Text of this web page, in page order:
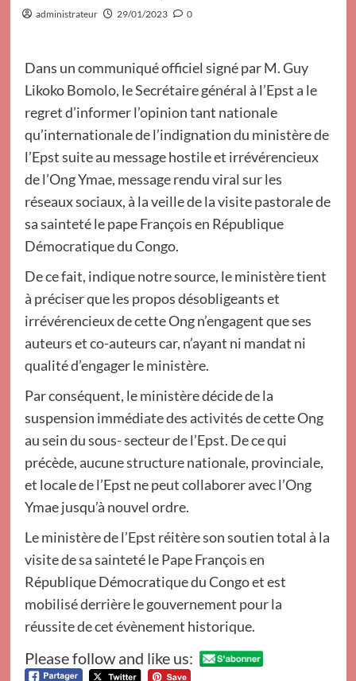
administrateur 29/01/2023 0
Dans un communiqué officiel signé par M. Guy
Likoko Bomolo, le Secrétaire général à l’Epst a le
regret d’informer l’opinion tant nationale
qu’internationale de l’indignation du ministère de
l’Epst suite au message hostile et irrévérencieux
de l’Ong Ymae, message rendu viral sur les
réseaux sociaux, à la veille de la visite pastorale de
sa sainteté le pape François en République
Démocratique du Congo.
De ce fait, indique notre source, le ministère tient
à préciser que les propos désobligeants et
irrévérencieux de cette Ong n’engagent que ses
auteurs et co-auteurs car, n’ayant ni mandat ni
qualité d’engager le ministère.
Par conséquent, le ministère décide de la
suspension immédiate des activités de cette Ong
au sein du sous- secteur de l’Epst. De ce qui
précède, aucune structure nationale, provinciale,
et locale de l’Epst ne peut collaborer avec l’Ong
Ymae jusqu’à nouvel ordre.
Le ministère de l’Epst réitère son soutien total à la
visite de sa sainteté le Pape François en
République Démocratique du Congo et est
mobilisé derrière le gouvernement pour la
réussite de cet évènement historique.
Please follow and like us: